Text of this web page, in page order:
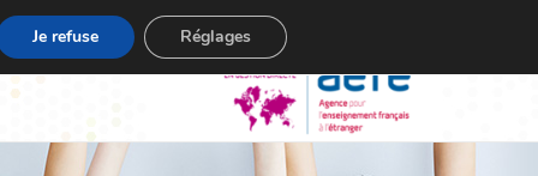
Je refuse Réglages